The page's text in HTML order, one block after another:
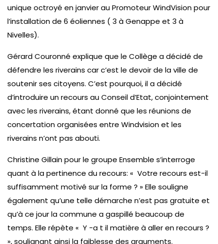
unique octroyé en janvier au Promoteur WindVision pour
l’installation de 6 éoliennes ( 3 à Genappe et 3 à
Nivelles).
Gérard Couronné explique que le Collège a décidé de
défendre les riverains car c’est le devoir de la ville de
soutenir ses citoyens. C’est pourquoi, il a décidé
d’introduire un recours au Conseil d’Etat, conjointement
avec les riverains, étant donné que les réunions de
concertation organisées entre Windvision et les
riverains n’ont pas abouti.
Christine Gillain pour le groupe Ensemble s’interroge
quant à la pertinence du recours: « Votre recours est-il
suffisamment motivé sur la forme ? » Elle souligne
également qu’une telle démarche n’est pas gratuite et
qu’à ce jour la commune a gaspillé beaucoup de
temps. Elle répète « Y -a t il matière à aller en recours ?
», soulignant ainsi la faiblesse des arguments.